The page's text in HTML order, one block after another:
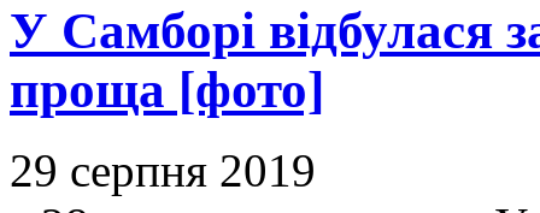
У Самборі відбулася
проща [фото]
29 серпня 2019